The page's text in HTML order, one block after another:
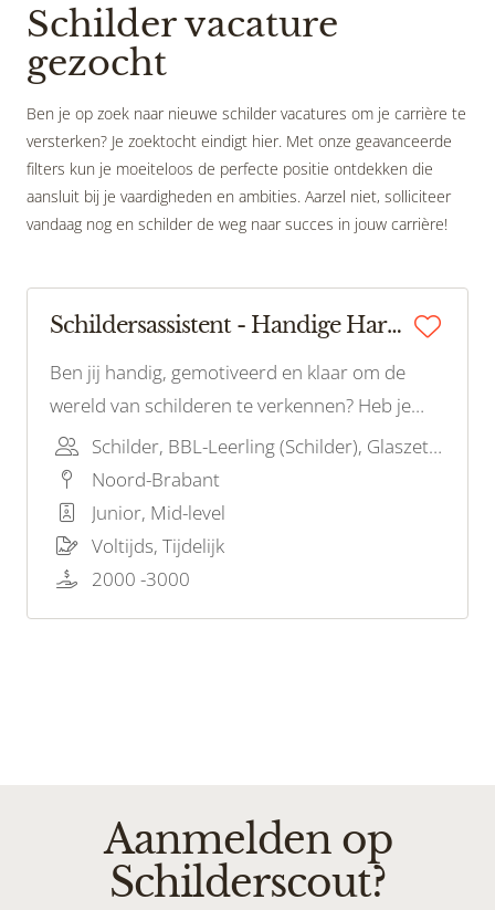
Schilder vacature
gezocht
Ben je op zoek naar nieuwe schilder vacatures om je carrière te
versterken? Je zoektocht eindigt hier. Met onze geavanceerde
filters kun je moeiteloos de perfecte positie ontdekken die
aansluit bij je vaardigheden en ambities. Aarzel niet, solliciteer
vandaag nog en schilder de weg naar succes in jouw carrière!
Schildersassistent - Handige Harry/Harriët gezocht!
Ben jij handig, gemotiveerd en klaar om de
wereld van schilderen te verkennen? Heb je
een passie voor het werken met je handen en
de drang om een waardevolle bijdrage te
leveren aan ons schilderteam? Dan zijn wij op
zoek naar jou!
Schilder, BBL-Leerling (Schilder), Glaszetter, Bouwvakhelper, BBL-Leerling (Glas)
Noord-Brabant
Junior, Mid-level
Voltijds, Tijdelijk
2000 -3000
Aanmelden op
Schilderscout?